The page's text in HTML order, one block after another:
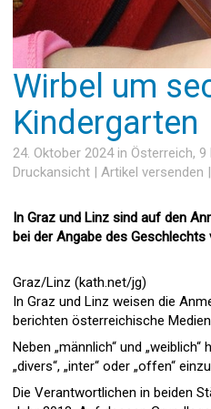
Wirbel um
Kindergarten
24. Oktober 2024 in Österreich, 9
Druckansicht | Artikel versenden |
In Graz und Linz sind auf den
bei der Angabe des Geschlechts
Graz/Linz (kath.net/jg)
In Graz und Linz weisen die
berichten österreichische
Neben „männlich“ und
„divers“, „inter“ oder „offen“
Die Verantwortlichen in beiden